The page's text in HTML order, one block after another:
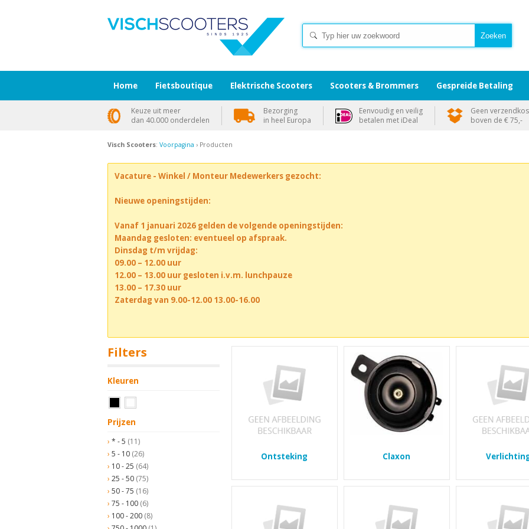
Visch Scooters: Voorpagina › Producten
Vacature - Winkel / Monteur Medewerkers gezocht:
Nieuwe openingstijden:
Vanaf 1 januari 2026 gelden de volgende openingstijden:
Maandag gesloten: eventueel op afspraak.
Dinsdag t/m vrijdag:
09.00 – 12.00 uur
12.00 – 13.00 uur gesloten i.v.m. lunchpauze
13.00 – 17.30 uur
Zaterdag van 9.00-12.00 13.00-16.00
Filters
Kleuren
Prijzen
* - 5 (11)
5 - 10 (26)
10 - 25 (64)
25 - 50 (75)
50 - 75 (16)
75 - 100 (6)
100 - 200 (8)
Ontsteking Claxon
Home Fietsboutique Elektrische Scooters Scooters & Brommers Gespreide Betaling
Keuze uit meer
dan 40.000 onderdelen
Bezorging
in heel Europa
Eenvoudig en veilig
betalen met iDeal
Geen
boven de € 75,-